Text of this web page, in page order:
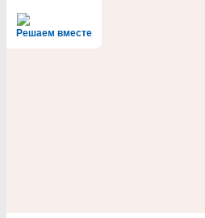
Решаем вместе